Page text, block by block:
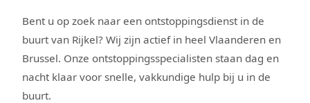
Bent u op zoek naar een ontstoppingsdienst in de
buurt van Rijkel? Wij zijn actief in heel Vlaanderen en
Brussel. Onze ontstoppingsspecialisten staan dag en
nacht klaar voor snelle, vakkundige hulp bij u in de
buurt.